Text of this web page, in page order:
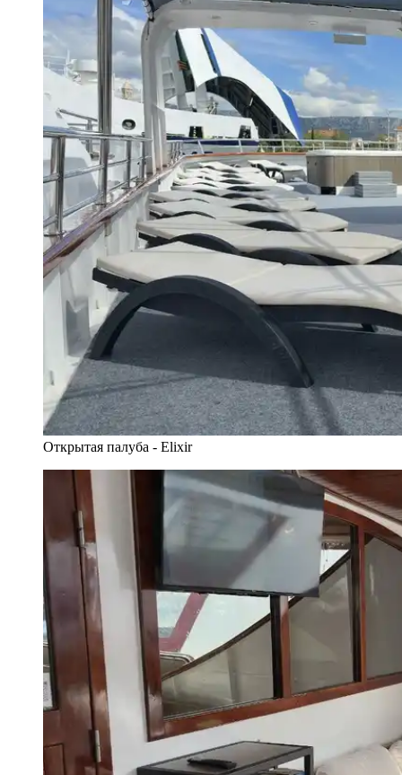
Открытая палуба - Elixir